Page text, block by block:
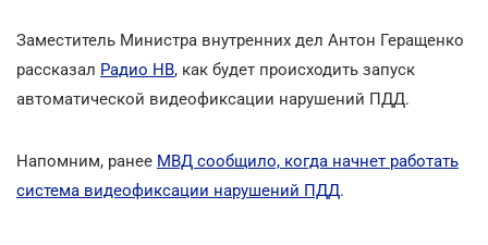
Заместитель Министра внутренних дел Антон Геращенко
рассказал Радио НВ, как будет происходить запуск
автоматической видеофиксации нарушений ПДД.
Напомним, ранее МВД сообщило, когда начнет работать
система видеофиксации нарушений ПДД.